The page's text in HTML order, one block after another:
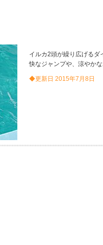
イルカ2頭が繰り広げるダ
快なジャンプや、涼やか
◆更新日 2015年7月8日